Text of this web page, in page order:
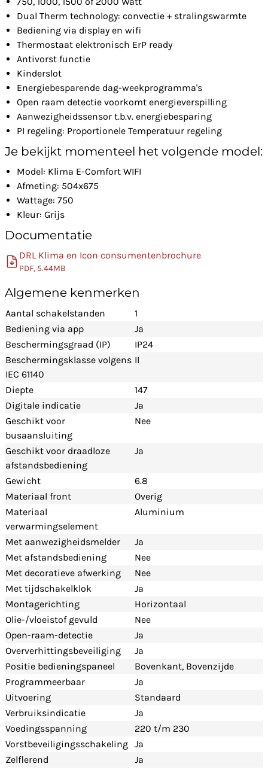
Dual Therm technology: convectie + stralingswarmte
Bediening via display en wifi
Thermostaat elektronisch ErP ready
Antivorst functie
Kinderslot
Energiebesparende dag-weekprogramma's
Open raam detectie voorkomt energieverspilling
Aanwezigheidssensor t.b.v. energiebesparing
PI regeling: Proportionele Temperatuur regeling
Je bekijkt momenteel het volgende model:
Model: Klima E-Comfort WIFI
Afmeting: 504x675
Wattage: 750
Kleur: Grijs
Documentatie
DRL Klima en Icon consumentenbrochure
PDF, 5.44MB
Algemene kenmerken
Aantal schakelstanden
1
Bediening via app
Ja
Beschermingsgraad (IP)
IP24
Beschermingsklasse volgens
IEC 61140
II
Diepte
147
Digitale indicatie
Ja
Geschikt voor
busaansluiting
Nee
Geschikt voor draadloze
afstandsbediening
Ja
Gewicht
6.8
Materiaal front
Overig
Materiaal
verwarmingselement
Aluminium
Met aanwezigheidsmelder
Ja
Met afstandsbediening
Nee
Met decoratieve afwerking
Nee
Met tijdschakelklok
Ja
Montagerichting
Horizontaal
Olie-/vloeistof gevuld
Nee
Open-raam-detectie
Ja
Oververhittingsbeveiliging
Ja
Positie bedieningspaneel
Bovenkant, Bovenzijde
Programmeerbaar
Ja
Uitvoering
Standaard
Verbruiksindicatie
Ja
Voedingsspanning
220 t/m 230
Vorstbeveiligingsschakeling Ja
Zelflerend
Ja